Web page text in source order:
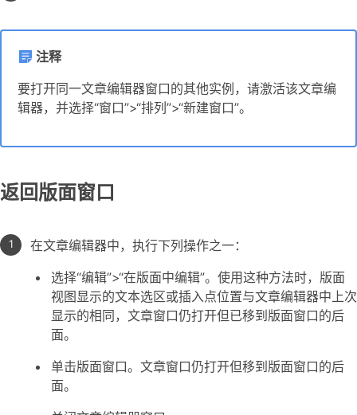
注释
要打开同一文章编辑器窗口的其他实例，请激活该文章编
辑器，并选择“窗口”>“排列”>“新建窗口”。
返回版面窗口
在文章编辑器中，执行下列操作之一：
选择“编辑”>“在版面中编辑”。使用这种方法时，版面
视图显示的文本选区或插入点位置与文章编辑器中上次
显示的相同，文章窗口仍打开但已移到版面窗口的后
面。
单击版面窗口。文章窗口仍打开但移到版面窗口的后
面。